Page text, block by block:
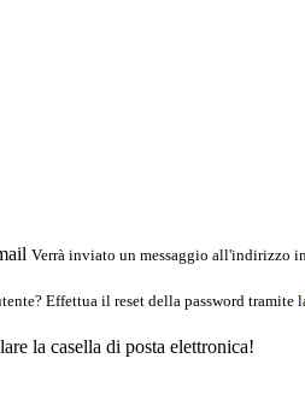
Verrà inviato un messaggio all'indirizzo
Effettua il reset della password tramite
la casella di posta elettronica!